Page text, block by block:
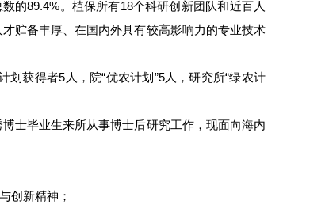
的89.4%。植保所有18个科研创新团队和近百人
贮备丰厚、在国内外具有较高影响力的专业技术
获得者5人，院“优农计划”5人，研究所“绿农计
士毕业生来所从事博士后研究工作，现面向海内
创新精神；